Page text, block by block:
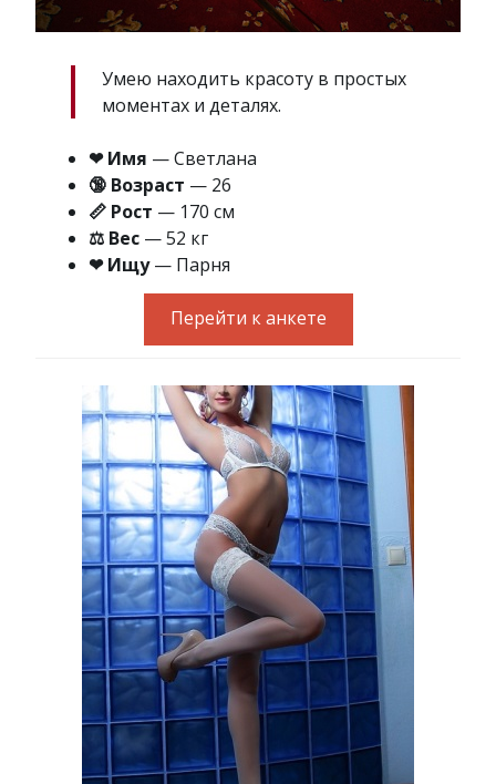
Умею находить красоту в простых
моментах и деталях.
❤ Имя — Светлана
🔞 Возраст — 26
📏 Рост — 170 см
⚖ Вес — 52 кг
❤ Ищу— Парня
Перейти к анкете